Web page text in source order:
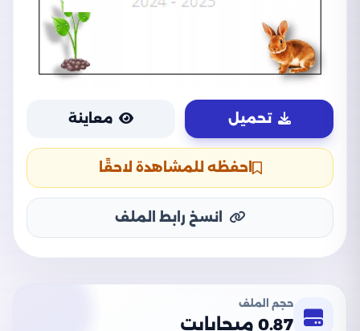
تحميل معاينة
احفظه للمشاهدة لاحقًا
انسخ رابط الملف
حجم الملف
0.87 ميجابايت